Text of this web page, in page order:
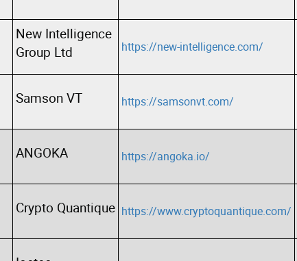
New Intelligence
Group Ltd
https://new-intelligence.com/
Samson VT https://samsonvt.com/
ANGOKA https://angoka.io/
Crypto Quantique https://www.cryptoquantique.com/